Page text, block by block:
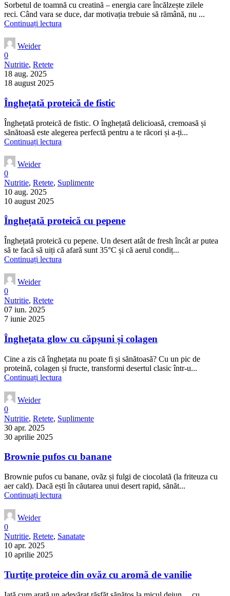
Sorbetul de toamnă cu creatină – energia care încălzește zilele
reci. Când vara se duce, dar motivația trebuie să rămână, nu ...
Continuați lectura
Weider
0
Nutritie, Retete
18 aug. 2025
18 august 2025
Înghețată proteică de fistic
Înghețată proteică de fistic. O înghețată delicioasă, cremoasă și
sănătoasă este alegerea perfectă pentru a te răcori și a-ți...
Continuați lectura
Weider
0
Nutritie, Retete, Suplimente
10 aug. 2025
10 august 2025
Înghețată proteică cu pepene
Înghețată proteică cu pepene. Un desert atât de fresh încât ar putea
să te facă să uiți că afară sunt 35°C și că aerul condiț...
Continuați lectura
Weider
0
Nutritie, Retete
07 iun. 2025
7 iunie 2025
Înghețata glow cu căpșuni și colagen
Cine a zis că înghețata nu poate fi și sănătoasă? Cu un pic de
proteină, colagen și fructe, transformi desertul clasic într-u...
Continuați lectura
Weider
0
Nutritie, Retete, Suplimente
30 apr. 2025
30 aprilie 2025
Brownie pufos cu banane
Brownie pufos cu banane, ovăz și fulgi de ciocolată (la friteuza cu
aer cald). Dacă ești în căutarea unui desert rapid, sănăt...
Continuați lectura
Weider
0
Nutritie, Retete, Sanatate
10 apr. 2025
10 aprilie 2025
Turtițe proteice din ovăz cu aromă de vanilie